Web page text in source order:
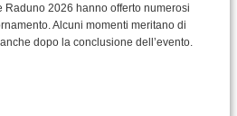
Raduno 2026 hanno offerto numerosi
Alcuni momenti meritano di
dopo la conclusione dell’evento.